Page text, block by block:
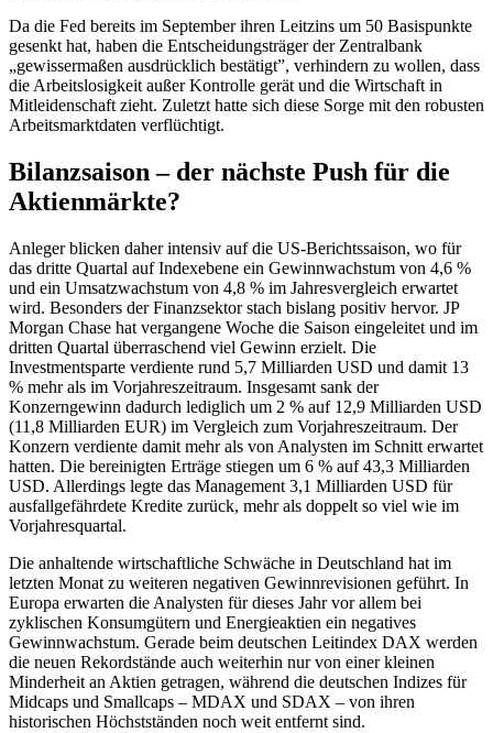
Da die Fed bereits im September ihren Leitzins um 50 Basispunkte
gesenkt hat, haben die Entscheidungsträger der Zentralbank
„gewissermaßen ausdrücklich bestätigt”, verhindern zu wollen, dass
die Arbeitslosigkeit außer Kontrolle gerät und die Wirtschaft in
Mitleidenschaft zieht. Zuletzt hatte sich diese Sorge mit den robusten
Arbeitsmarktdaten verflüchtigt.
Bilanzsaison – der nächste Push für die
Aktienmärkte?
Anleger blicken daher intensiv auf die US-Berichtssaison, wo für
das dritte Quartal auf Indexebene ein Gewinnwachstum von 4,6 %
und ein Umsatzwachstum von 4,8 % im Jahresvergleich erwartet
wird. Besonders der Finanzsektor stach bislang positiv hervor. JP
Morgan Chase hat vergangene Woche die Saison eingeleitet und im
dritten Quartal überraschend viel Gewinn erzielt. Die
Investmentsparte verdiente rund 5,7 Milliarden USD und damit 13
% mehr als im Vorjahreszeitraum. Insgesamt sank der
Konzerngewinn dadurch lediglich um 2 % auf 12,9 Milliarden USD
(11,8 Milliarden EUR) im Vergleich zum Vorjahreszeitraum. Der
Konzern verdiente damit mehr als von Analysten im Schnitt erwartet
hatten. Die bereinigten Erträge stiegen um 6 % auf 43,3 Milliarden
USD. Allerdings legte das Management 3,1 Milliarden USD für
ausfallgefährdete Kredite zurück, mehr als doppelt so viel wie im
Vorjahresquartal.
Die anhaltende wirtschaftliche Schwäche in Deutschland hat im
letzten Monat zu weiteren negativen Gewinnrevisionen geführt. In
Europa erwarten die Analysten für dieses Jahr vor allem bei
zyklischen Konsumgütern und Energieaktien ein negatives
Gewinnwachstum. Gerade beim deutschen Leitindex DAX werden
die neuen Rekordstände auch weiterhin nur von einer kleinen
Minderheit an Aktien getragen, während die deutschen Indizes für
Midcaps und Smallcaps – MDAX und SDAX – von ihren
historischen Höchstständen noch weit entfernt sind.